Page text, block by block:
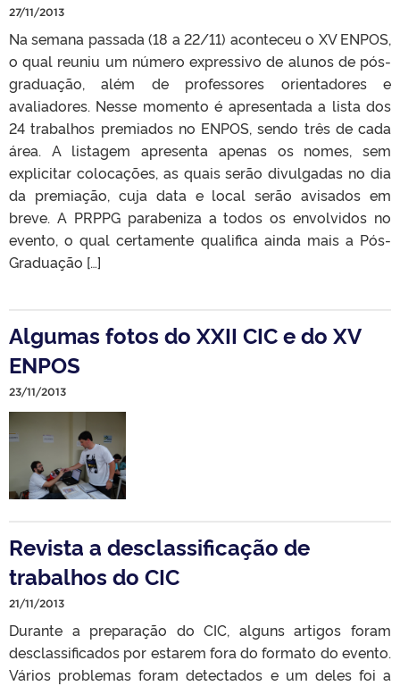
27/11/2013
Na semana passada (18 a 22/11) aconteceu o XV ENPOS,
o qual reuniu um número expressivo de alunos de pós-
graduação, além de professores orientadores e
avaliadores. Nesse momento é apresentada a lista dos
24 trabalhos premiados no ENPOS, sendo três de cada
área. A listagem apresenta apenas os nomes, sem
explicitar colocações, as quais serão divulgadas no dia
da premiação, cuja data e local serão avisados em
breve. A PRPPG parabeniza a todos os envolvidos no
evento, o qual certamente qualifica ainda mais a Pós-
Graduação […]
Algumas fotos do XXII CIC e do XV
ENPOS
23/11/2013
Revista a desclassificação de
trabalhos do CIC
21/11/2013
Durante a preparação do CIC, alguns artigos foram
desclassificados por estarem fora do formato do evento.
Vários problemas foram detectados e um deles foi a